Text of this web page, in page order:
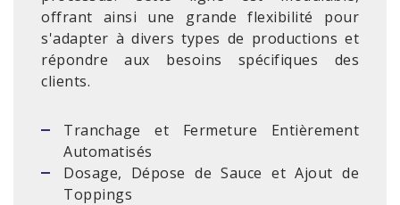
offrant ainsi une grande flexibilité pour
s'adapter à divers types de productions et
répondre aux besoins spécifiques des
clients.
Tranchage et Fermeture Entièrement
Automatisés
Dosage, Dépose de Sauce et Ajout de
Toppings